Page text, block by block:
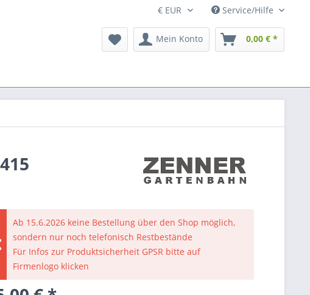
Service/Hilfe
Mein Konto 0,00 € *
Ab 15.6.2026 keine Bestellung über den Shop möglich,
sondern nur noch telefonisch Restbestände
Für Infos zur Produktsicherheit GPSR bitte auf
Firmenlogo klicken